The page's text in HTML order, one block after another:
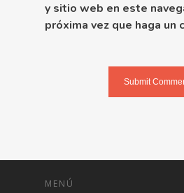
y sitio web en este
próxima vez que haga un
MENÚ